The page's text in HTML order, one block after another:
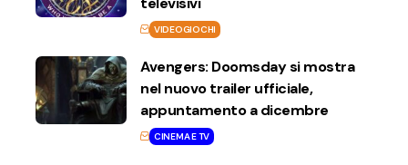
VIDEOGIOCHI
Avengers: Doomsday si mostra
nel nuovo trailer ufficiale,
appuntamento a dicembre
CINEMA E TV